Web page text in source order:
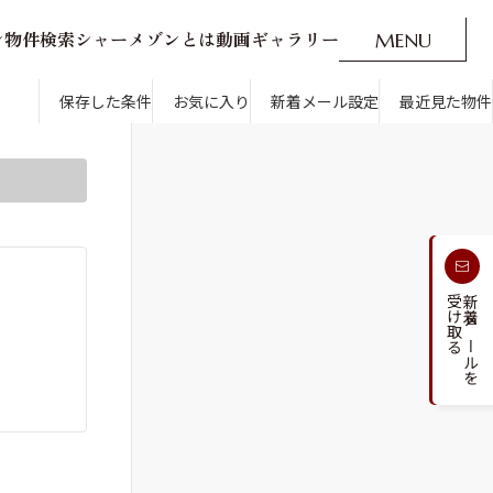
物件検索シ ャーメ ゾン とは動画ギャ ラ リ ー MENU
O
新着メール設定 最近見た物件 CLOSE
新着メールを
受け取る
保存した条件 お気に入り 新着メール設定 最近見た物件
。